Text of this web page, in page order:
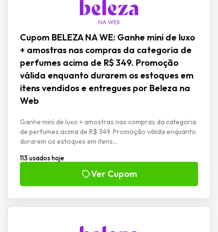
Cupom BELEZA NA WE: Ganhe mini de luxo
+ amostras nas compras da categoria de
perfumes acima de R$ 349. Promoção
válida enquanto durarem os estoques em
itens vendidos e entregues por Beleza na
Web
Ganhe mini de luxo + amostras nas compras da categoria
de perfumes acima de R$ 349. Promoção válida enquanto
durarem os estoques em itens...
113 usados hoje
Ver Cupom